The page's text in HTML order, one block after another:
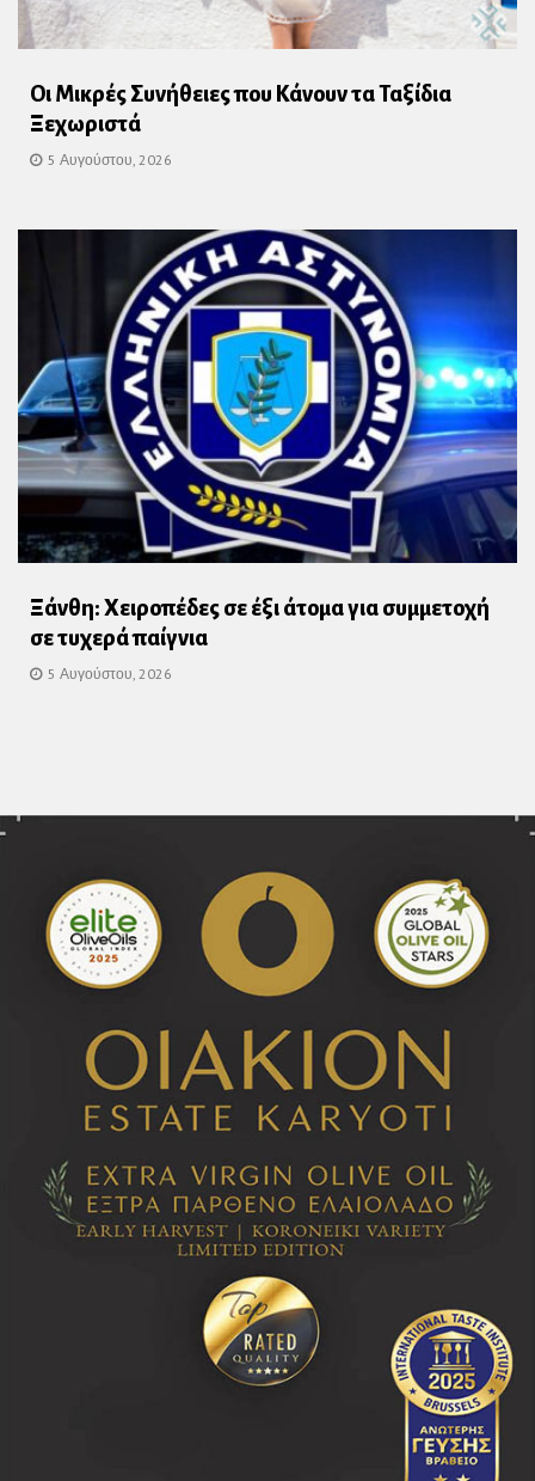
Οι Μικρές Συνήθειες που Κάνουν τα Ταξίδια
Ξεχωριστά
5 Αυγούστου, 2026
Ξάνθη: Χειροπέδες σε έξι άτομα για συμμετοχή
σε τυχερά παίγνια
5 Αυγούστου, 2026